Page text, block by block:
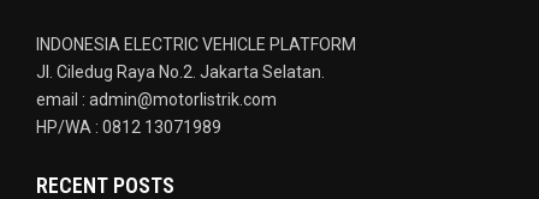
INDONESIA ELECTRIC VEHICLE PLATFORM
Jl. Ciledug Raya No.2. Jakarta Selatan.
email : admin@motorlistrik.com
HP/WA : 0812 13071989
RECENT POSTS